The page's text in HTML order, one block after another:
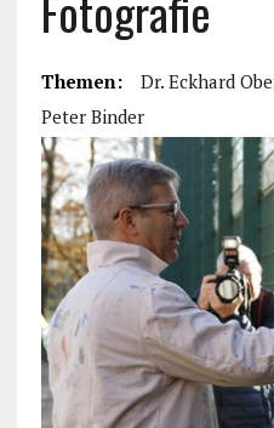
Themen: Dr. Eckhard
Peter Binder